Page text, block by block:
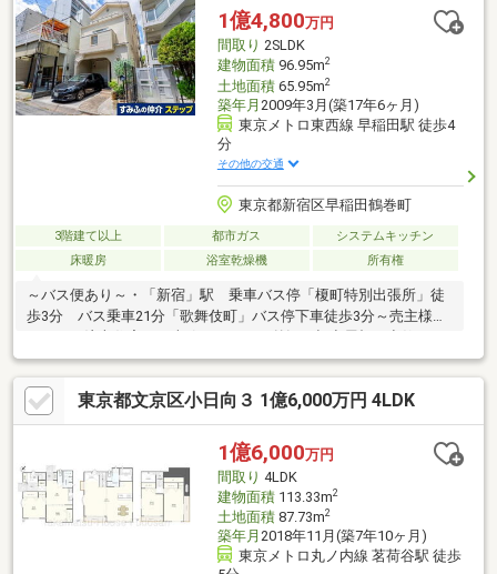
☆―――――・・・ ―☆― ・・・―――――☆
1億4,800万円
間取り 2SLDK
建物面積96.95m2
土地面積65.95m2
築年月 2009年3月(築17年6ヶ月)
東京メトロ東西線 早稲田駅 徒歩4
分
その他の交通
東京都新宿区早稲田鶴巻町
3階建て以上 都市ガス
システムキッチン
床暖房
浴室乾燥機 所有権
～バス便あり～・「新宿」駅 乗車バス停「榎町特別出張所」徒
歩3分 バス乗車21分「歌舞伎町」バス停下車徒歩3分～売主様こ
アールを用いた玄関周りのデザイン）・洋館のような内装（アイ
アン階段手摺、アンティークな雰囲気がマッチするデザインで
す。）・駐車しやすいよう、前面スペースを広めに設計・キッチ
ンは複数人でも料理がしやすいよう、ゆったり目に設計・視線が
気になりにくい（対面の建物の背が低く目線が気になりにくいで
す。）・四方に窓があり風通し良好・キッチン、リビングなど造
作収納有・各部屋に豊富な収納を設置・リビングに床暖房有
東京都文京区小日向３ 1億6,000万円 4LDK
1億6,000万円
間取り 4LDK
建物面積113.33m2
土地面積87.73m2
築年月 2018年11月(築7年10ヶ月)
東京メトロ丸ノ内線 茗荷谷駅 徒歩